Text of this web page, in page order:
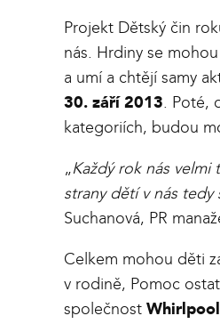
Projekt Dětský čin
nás. Hrdiny se
a umí a chtějí samy
30. září 2013. Poté,
kategoriích, budou
„Každý rok nás
strany dětí v nás
Suchanová, PR
Celkem mohou děti
v rodině, Pomoc
společnost